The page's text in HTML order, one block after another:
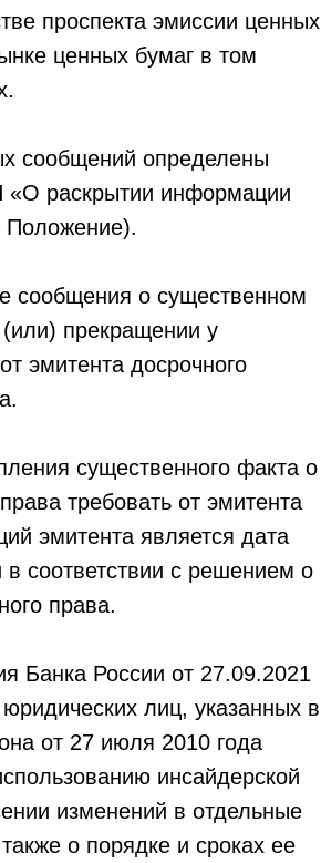
проспекта эмиссии ценных
ценных бумаг в том
сообщений определены
«О раскрытии информации
Положение).
сообщения о существенном
прекращении у
эмитента досрочного
существенного факта о
требовать от эмитента
эмитента является дата
в соответствии с решением о
права.
Банка России от 27.09.2021
лиц, указанных в
от 27 июля 2010 года
инсайдерской
изменений в отдельные
о порядке и сроках ее